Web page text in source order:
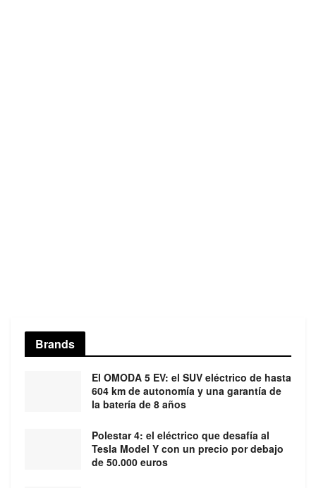
Brands
El OMODA 5 EV: el SUV eléctrico de hasta
604 km de autonomía y una garantía de
la batería de 8 años
Polestar 4: el eléctrico que desafía al
Tesla Model Y con un precio por debajo
de 50.000 euros